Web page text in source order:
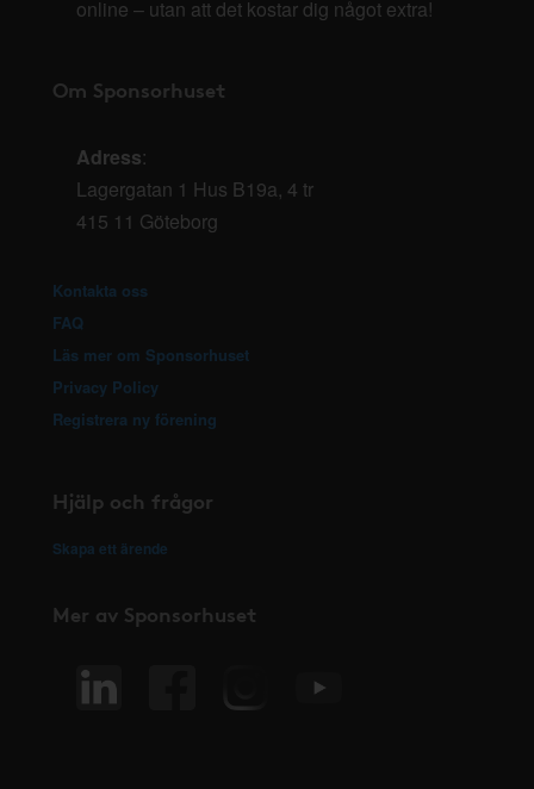
online – utan att det kostar dig något extra!
Om Sponsorhuset
Adress:
Lagergatan 1 Hus B19a, 4 tr
415 11 Göteborg
Kontakta oss
FAQ
Läs mer om Sponsorhuset
Privacy Policy
Registrera ny förening
Hjälp och frågor
Skapa ett ärende
Mer av Sponsorhuset